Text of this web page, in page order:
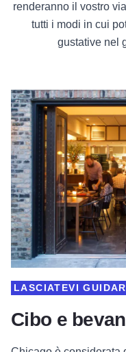
renderanno il vostro
tutti i modi in cui
gustative nel
Cibo e
LASCIATEVI